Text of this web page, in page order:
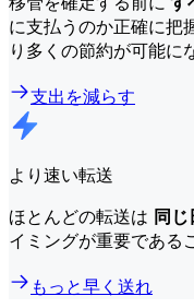
に支払うのか正確に把
り多くの節約が可能に
支出を減らす
より速い転送
ほとんどの転送は 同じ
イミングが重要である
もっと早く送れ